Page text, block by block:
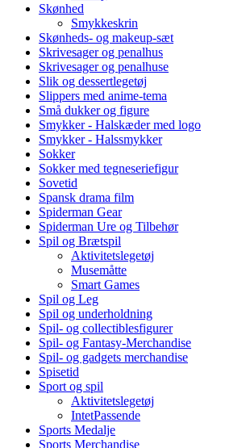
Skønhed
Smykkeskrin
Skønheds- og makeup-sæt
Skrivesager og penalhus
Skrivesager og penalhuse
Slik og dessertlegetøj
Slippers med anime-tema
Små dukker og figure
Smykker - Halskæder med logo
Smykker - Halssmykker
Sokker
Sokker med tegneseriefigur
Sovetid
Spansk drama film
Spiderman Gear
Spiderman Ure og Tilbehør
Spil og Brætspil
Aktivitetslegetøj
Musemåtte
Smart Games
Spil og Leg
Spil og underholdning
Spil- og collectiblesfigurer
Spil- og Fantasy-Merchandise
Spil- og gadgets merchandise
Spisetid
Sport og spil
Aktivitetslegetøj
IntetPassende
Sports Medalje
Sports Merchandise